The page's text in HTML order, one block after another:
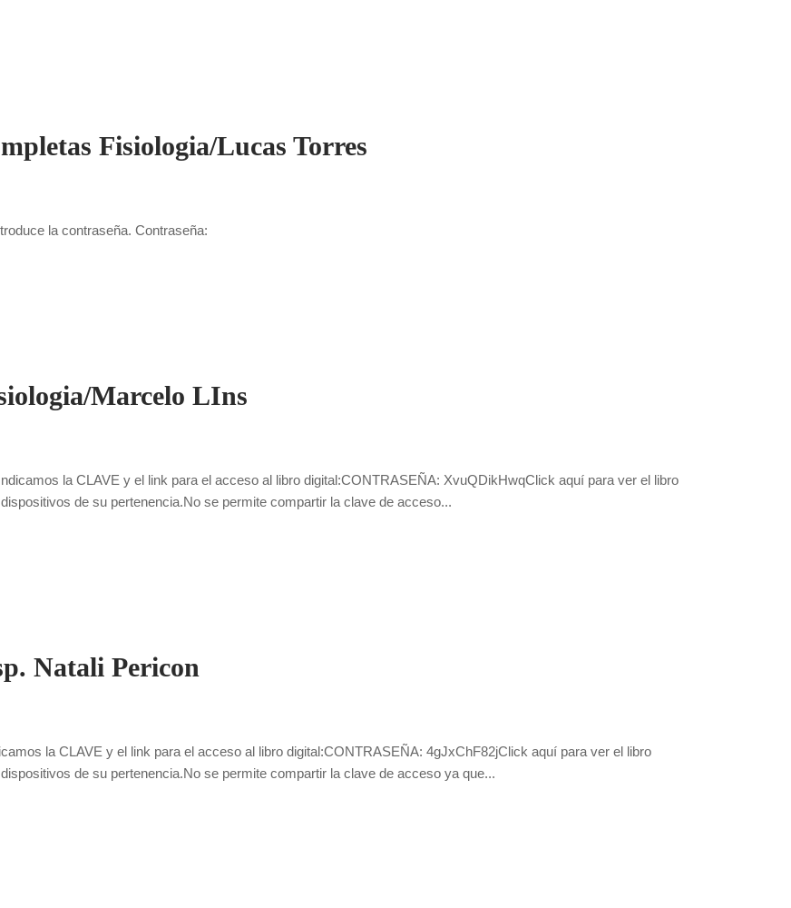
Fisiologia/Lucas Torres
la contraseña. Contraseña:
Marcelo LIns
la CLAVE y el link para el acceso al libro digital:CONTRASEÑA: XvuQDikHwqClick aquí para ver el libro
de su pertenencia.No se permite compartir la clave de acceso...
Natali Pericon
la CLAVE y el link para el acceso al libro digital:CONTRASEÑA: 4gJxChF82jClick aquí para ver el libro
de su pertenencia.No se permite compartir la clave de acceso ya que...